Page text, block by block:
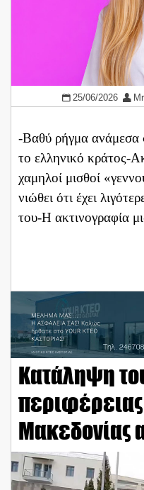
25/06/2026
-Βαθύ ρήγμα ανάμεσα
το ελληνικό κράτος-
χαμηλοί μισθοί
νιώθει ότι έχει
του-Η ακτινογραφία
Κατάληψη
περιφέρειας
Μακεδονίας